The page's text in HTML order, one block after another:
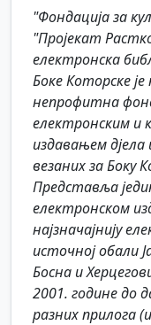
"Фондација за
"Пројекат
електронска
Боке Которске
непрофитна
електронским и
издавањем
везаних за Боку
Представља
електронском
најзначајнију
источној обали
Босна и
2001. године до
разних прилога